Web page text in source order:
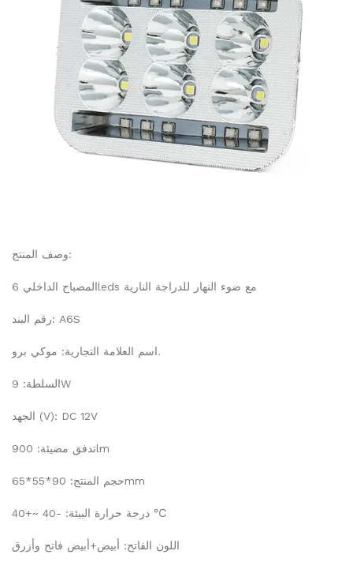
وصف المنتج:
المصباح الداخلي 6leds مع ضوء النهار للدراجة النارية
رقم البند: A6S
اسم العلامة التجارية: موكي برو.
السلطة: 9W
الجهد (V): DC 12V
تدفق مضيئة: 900lm
حجم المنتج: 90*55*65mm
درجة حرارة البيئة: -40 ~+40 ℃
اللون الفاتح: أبيض+أبيض فاتح وأزرق